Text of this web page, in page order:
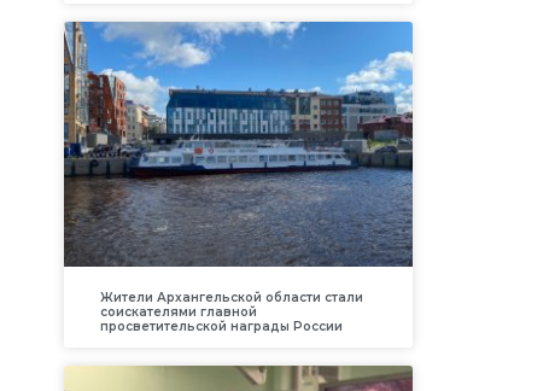
Жители Архангельской области стали
соискателями главной
просветительской награды России